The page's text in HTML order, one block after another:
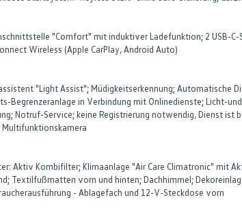
"Comfort" mit induktiver Ladefunktion; 2 USB-
Wireless (Apple CarPlay, Android Auto)
"Light Assist"; Müdigkeitserkennung; Automatische
Begrenzeranlage in Verbindung mit Onlinedienste; Licht-
Notruf-Service; keine Registrierung notwendig, Dienst
Multifunktionskamera
Aktiv Kombifilter; Klimaanlage "Air Care Climatronic" mit
Textilfußmatten vorn und hinten; Dachhimmel;
- Ablagefach und 12-V-Steckdose vorn